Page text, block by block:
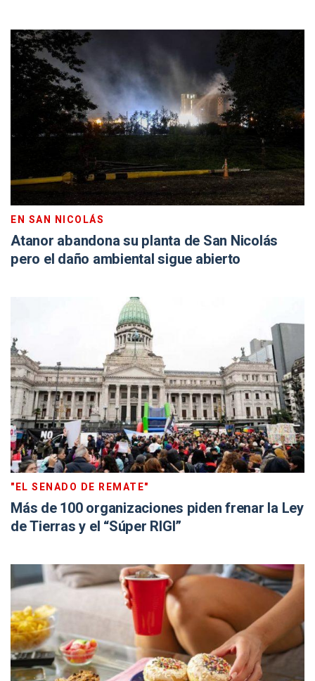
EN SAN NICOLÁS
Atanor abandona su planta de San Nicolás
pero el daño ambiental sigue abierto
"EL SENADO DE REMATE"
Más de 100 organizaciones piden frenar la Ley
de Tierras y el “Súper RIGI”